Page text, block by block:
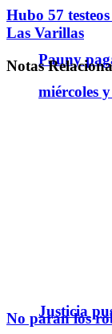
Pauny
miércoles
Justicia
Hubo 57
Las Varillas
Notas
No paran los